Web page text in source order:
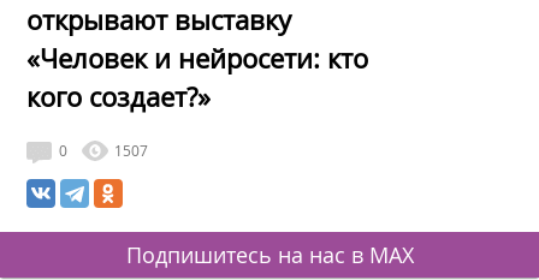
открывают выставку
«Человек и нейросети: кто
кого создает?»
0 1507
Подпишитесь на нас в MAX